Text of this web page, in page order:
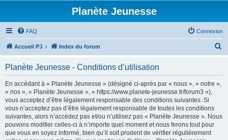
Planète Jeunesse
FAQ Connexion
Accueil PJ Index du forum
Planète Jeunesse - Conditions d’utilisation
En accédant à « Planète Jeunesse » (désigné ci-après par « nous », « notre »,
« nos », « Planète Jeunesse », « https://www.planete-jeunesse.fr/forum3 »),
vous acceptez d’être légalement responsable des conditions suivantes. Si
vous n’acceptez pas d’être légalement responsable de toutes les conditions
suivantes, alors n’accédez pas et/ou n’utilisez pas « Planète Jeunesse ». Nous
pouvons modifier celles-ci à n’importe quel moment et nous ferons tout pour
que vous en soyez informé, bien qu’il soit prudent de vérifier régulièrement